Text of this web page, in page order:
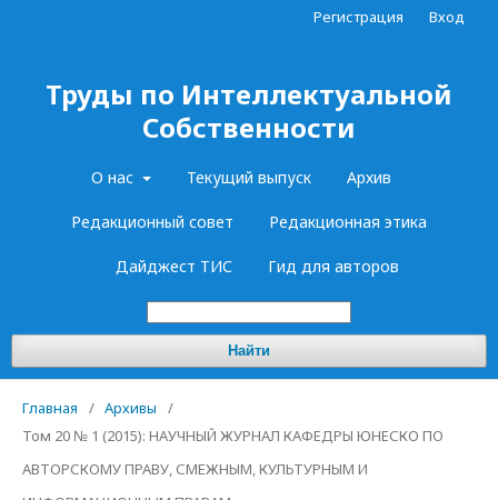
Труды по Интеллектуальной
Собственности
О нас Текущий выпуск Архив
Редакционный совет Редакционная этика
Дайджест ТИС Гид для авторов
Найти
Регистрация Вход
Главная / Архивы
/
Том 20 № 1 (2015): НАУЧНЫЙ ЖУРНАЛ КАФЕДРЫ ЮНЕСКО ПО
АВТОРСКОМУ ПРАВУ, СМЕЖНЫМ, КУЛЬТУРНЫМ И